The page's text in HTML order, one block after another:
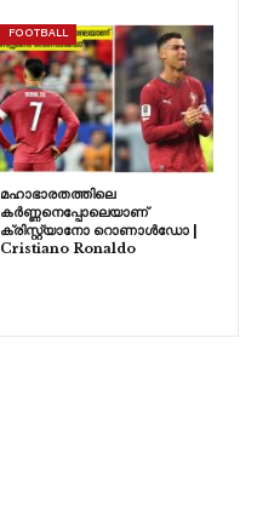
FOOTBALL
മഹാഭാരതത്തിലെ
കർണ്ണനെപ്പോലെയാണ്
ക്രിസ്റ്റ്യാനോ റൊണാൾഡോ |
Cristiano Ronaldo